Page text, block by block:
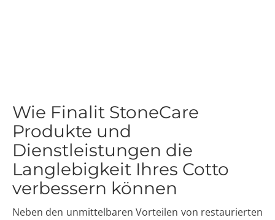
Wie Finalit StoneCare
Produkte und
Dienstleistungen die
Langlebigkeit Ihres Cotto
verbessern können
Neben den unmittelbaren Vorteilen von restaurierten